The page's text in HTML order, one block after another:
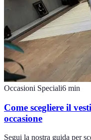
Occasioni Speciali6 min
Come scegliere il
occasione
Segui la nostra guida per